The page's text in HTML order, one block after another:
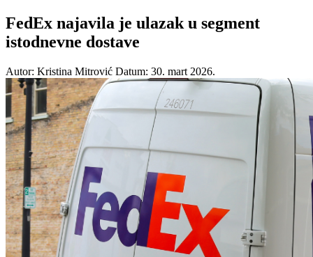
FedEx najavila je ulazak u segment
istodnevne dostave
Autor: Kristina Mitrović Datum: 30. mart 2026.